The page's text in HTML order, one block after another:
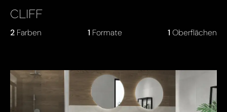
CLIFF
2 Farben 1 Formate 1 Oberflächen